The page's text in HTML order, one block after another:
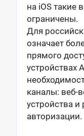
на iOS такие
ограничены.
Для
означает
прямого
устройствах
каналы: веб-
устройства
авторизации.